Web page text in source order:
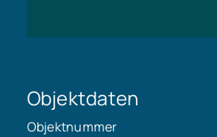
Objektdaten
Objektnummer